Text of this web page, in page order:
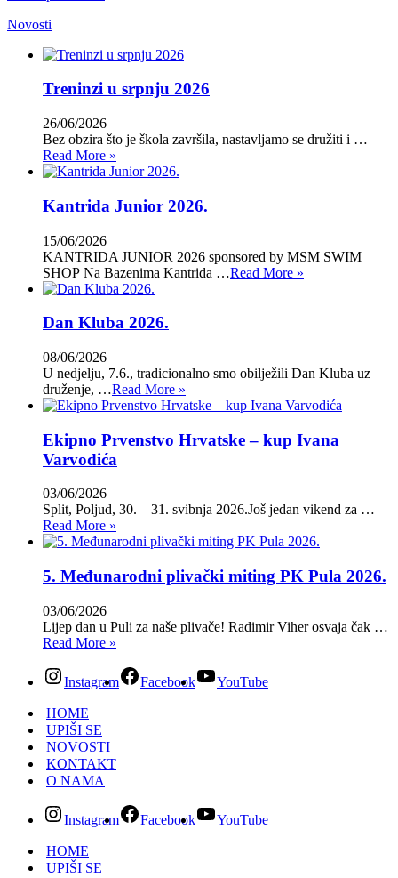
Novosti
Treninzi u srpnju 2026
26/06/2026
Bez obzira što je škola završila, nastavljamo se družiti i …
Read More »
Kantrida Junior 2026.
15/06/2026
KANTRIDA JUNIOR 2026 sponsored by MSM SWIM
SHOP Na Bazenima Kantrida …Read More »
Dan Kluba 2026.
08/06/2026
U nedjelju, 7.6., tradicionalno smo obilježili Dan Kluba uz
druženje, …Read More »
Ekipno Prvenstvo Hrvatske – kup Ivana
Varvodića
03/06/2026
Split, Poljud, 30. – 31. svibnja 2026.Još jedan vikend za …
Read More »
5. Međunarodni plivački miting PK Pula 2026.
03/06/2026
Lijep dan u Puli za naše plivače! Radimir Viher osvaja čak …
Read More »
Instagram Facebook YouTube
HOME
UPIŠI SE
NOVOSTI
KONTAKT
O NAMA
Instagram Facebook YouTube
HOME
UPIŠI SE